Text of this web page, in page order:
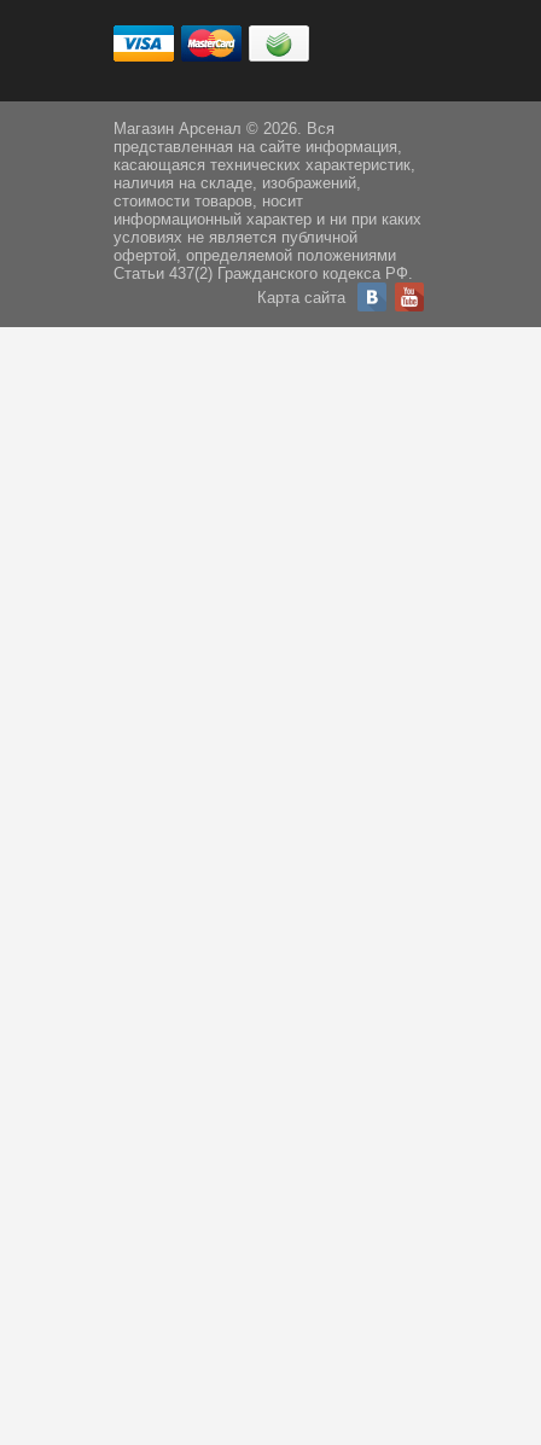
Магазин Арсенал © 2026. Вся
представленная на сайте информация,
касающаяся технических характеристик,
наличия на складе, изображений,
стоимости товаров, носит
информационный характер и ни при каких
условиях не является публичной
офертой, определяемой положениями
Статьи 437(2) Гражданского кодекса РФ.
Карта сайта